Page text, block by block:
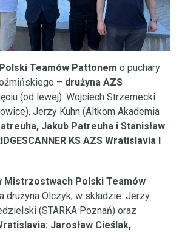
Teamów Pattonem o puchary
– drużyna AZS
(od lewej): Wojciech Strzemecki
Jerzy Kuhn (Altkom Akademia
Jakub Patreuha i Stanisław
KS AZS Wratislavia I
Mistrzostwach Polski Teamów
drużyna Olczyk, w składzie: Jerzy
(STARKA Poznań) oraz
Jarosław Cieślak,